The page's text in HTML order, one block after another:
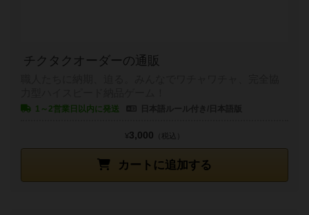
チクタクオーダーの通販
1～2営業日以内に発送
カートに追加する
¥3,000 （税込）